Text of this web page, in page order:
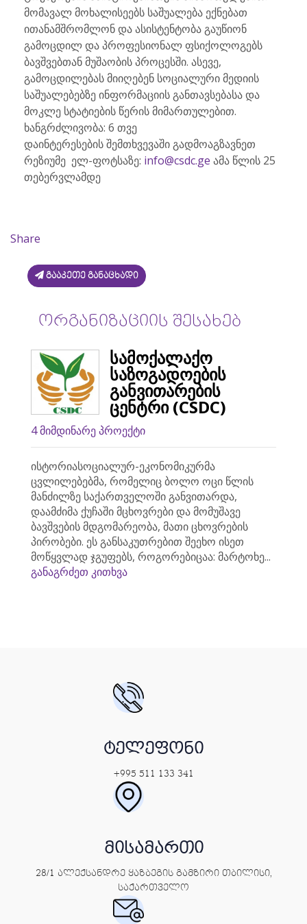
მომავალ მოხალისეებს საშუალება ექნებათ
ითანამშრომლონ და ასისტენტობა გაუწიონ
გამოცდილ და პროფესიონალ ფსიქოლოგებს
ბავშვებთან მუშაობის პროცესში. ასევე,
გამოცდილებას მიიღებენ სოციალური მედიის
საშუალებებზე ინფორმაციის განთავსებასა და
მოკლე სტატიების წერის მიმართულებით.
ხანგრძლივობა: 6 თვე
დაინტერესების შემთხვევაში გადმოაგზავნეთ
რეზიუმე ელ-ფოტსაზე: info@csdc.ge ამა წლის 25
თებერვლამდე
Share
გააკეთე განაცხადი
ორგანიზაციის შესახებ
სამოქალაქო
საზოგადოების
განვითარების
ცენტრი (CSDC)
4 მიმდინარე პროექტი
ისტორიასოციალურ-ეკონომიკურმა
ცვლილებებმა, რომელიც ბოლო ოცი წლის
მანძილზე საქართველოში განვითარდა,
დაამძიმა ქუჩაში მცხოვრები და მომუშავე
ბავშვების მდგომარეობა, მათი ცხოვრების
პირობები. ეს განსაკუთრებით შეეხო ისეთ
მოწყვლად ჯგუფებს, როგორებიცაა: მარტოხე...
განაგრძეთ კითხვა
ტელეფონი
+995 511 133 341
მისამართი
28/1 ალექსანდრე ყაზბეგის გამზირი თბილისი,
საქართველო